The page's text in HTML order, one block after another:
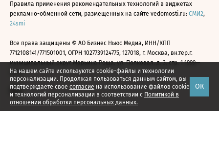
На нашем сайте используются cookie-файлы и технологии
персонализации. Продолжая пользоваться данным сайтом, вы
подтверждаете свое согласие на использование файлов cookie
и технологий персонализации в соответствии с Политикой в
отношении обработки персональных данных.
ОК
Правила применения рекомендательных технологий в виджетах
рекламно-обменной сети, размещенных на сайте vedomosti.ru: СМИ2,
24smi
Все права защищены © АО Бизнес Ньюс Медиа, ИНН/КПП
7712108141/771501001, ОГРН 1027739124775, 127018, г. Москва, вн.тер.г.
муниципальный округ Марьина Роща, ул. Полковая, д. 3, стр. 1 1999—
2026